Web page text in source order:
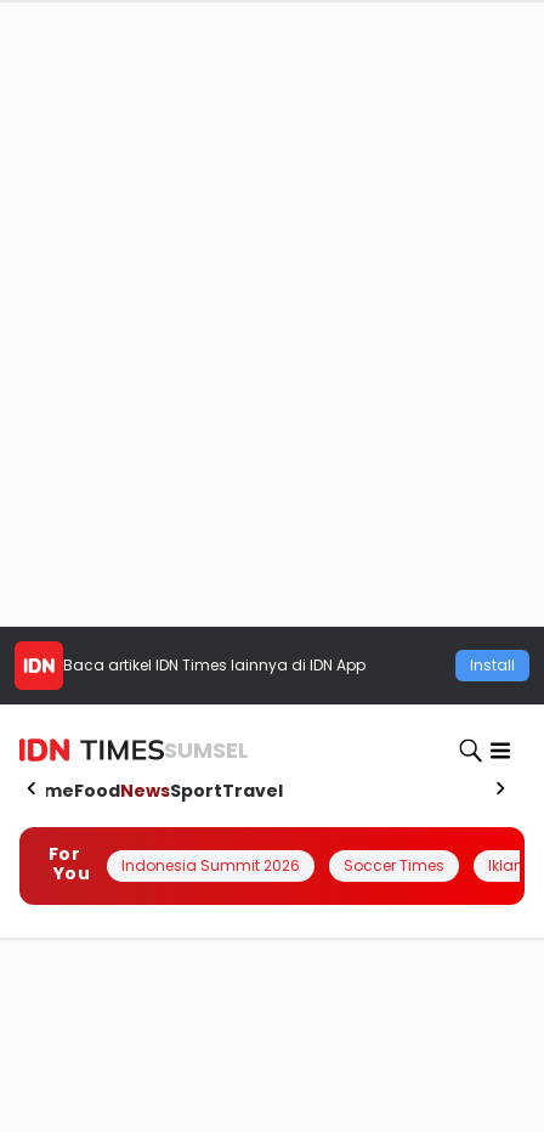
Baca artikel IDN Times lainnya di IDN App Install
SUMSEL
HomeFoodNewsSportTravel
For
You
Indonesia Summit 2026 Soccer Times Iklanin